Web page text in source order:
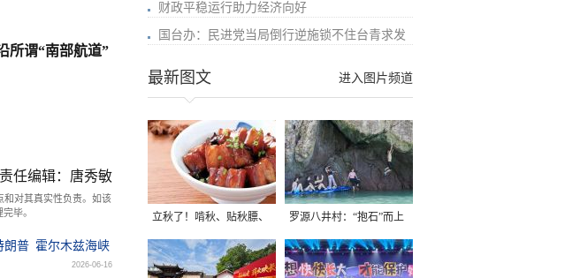
所谓“南部航道”
责任编辑：唐秀敏
和对其真实性负责。如该
毕。
朗普 霍尔木兹海峡
2026-06-16
财政平稳运行助力经济向好
国台办：民进党当局倒行逆施锁不住台青求发
进入图片频道
最新图文
立秋了！啃秋、贴秋膘、
晒秋，福建人这样过才够
味→
罗源八井村：“抱石”而上